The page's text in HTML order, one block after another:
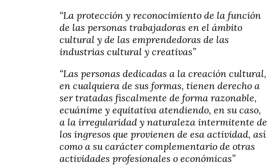
“La protección y reconocimiento de la función
de las personas trabajadoras en el ámbito
cultural y de las emprendedoras de las
industrias cultural y creativas”
“Las personas dedicadas a la creación cultural,
en cualquiera de sus formas, tienen derecho a
ser tratadas fiscalmente de forma razonable,
ecuánime y equitativa atendiendo, en su caso,
a la irregularidad y naturaleza intermitente de
los ingresos que provienen de esa actividad, así
como a su carácter complementario de otras
actividades profesionales o económicas”